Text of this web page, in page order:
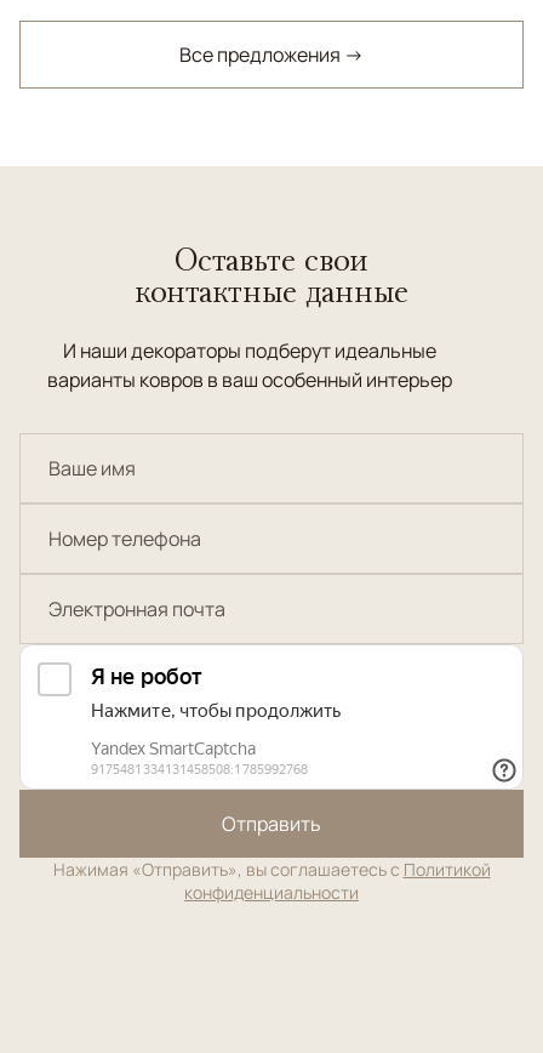
Все предложения →
Оставьте свои
контактные данные
И наши декораторы подберут идеальные
варианты ковров в ваш особенный интерьер
Отправить
Нажимая «Отправить», вы соглашаетесь с Политикой
конфиденциальности